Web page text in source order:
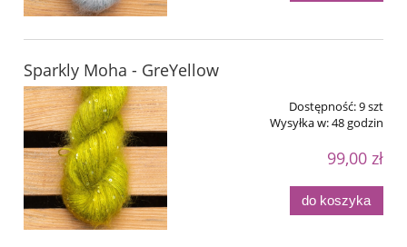
Sparkly Moha - GreYellow
Dostępność:9 szt
Wysyłka w:48 godzin
99,00 zł
do koszyka